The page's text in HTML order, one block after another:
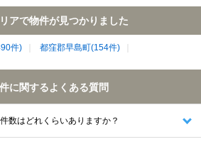
アで物件が見つかりました
件) 都窪郡早島町(154件)
に関するよくある質問
数はどれくらいありますか？